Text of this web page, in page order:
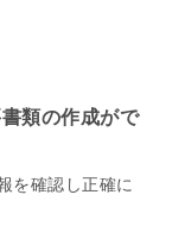
類の作成がで
を確認し正確に